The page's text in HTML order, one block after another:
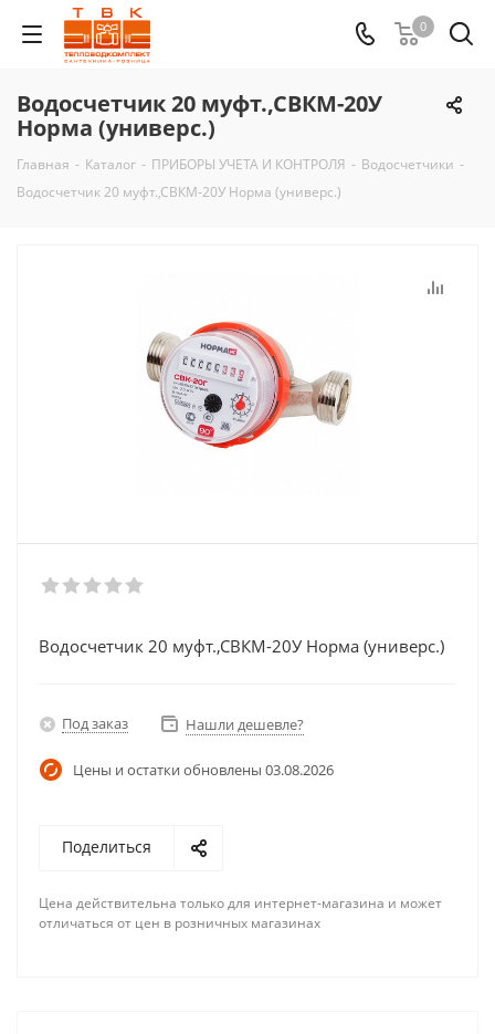
0
Водосчетчик 20 муфт.,СВКМ-20У
Норма (универс.)
Главная - Каталог - ПРИБОРЫ УЧЕТА И КОНТРОЛЯ - Водосчетчики -
Водосчетчик 20 муфт.,СВКМ-20У Норма (универс.)
Водосчетчик 20 муфт.,СВКМ-20У Норма (универс.)
Под заказ Нашли дешевле?
Цены и остатки обновлены 03.08.2026
Поделиться
Цена действительна только для интернет-магазина и может
отличаться от цен в розничных магазинах